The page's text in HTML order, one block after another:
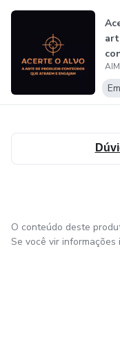
Um ótimo e
O conteúdo deste
Se você vir informações